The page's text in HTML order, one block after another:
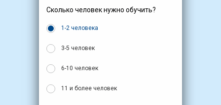
Сколько человек нужно обучить?
1-2 человека
3-5 человек
6-10 человек
11 и более человек